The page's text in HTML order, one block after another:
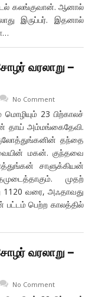
கலங்குவான். ஆனால்
இருப்பர். இதனால்
வரலாறு –
No Comment
மொழியும் 23 பிற்காலச்
தாய் அம்மங்கைதேவி.
தந்தை
மகன். குந்தவை
சாளுக்கியன்
முதற்
1120 வரை, அஃதாவது
பெற்ற காலத்தில்
வரலாறு –
No Comment